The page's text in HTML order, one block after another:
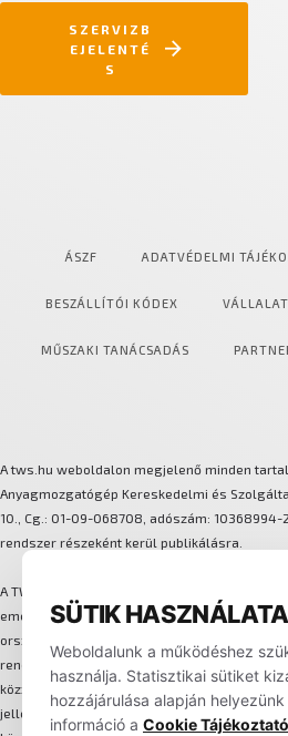
SÜTIK HASZNÁLATA
Weboldalunk a működéshez
használja. Statisztikai sütiket
hozzájárulása alapján
információ a Cookie
SZERVIZB
EJELENTÉ
S
ÁSZF ADATVÉDELMI
BESZÁLLÍTÓI KÓDEX
MŰSZAKI TANÁCSADÁS
A tws.hu weboldalon megjelenő minden
Anyagmozgatógép Kereskedelmi és
10., Cg.: 01-09-068708, adószám:
rendszer részeként kerül publikálásra.
A TWS több márkát és technológiát integráló
emeléstechnikai megoldásokat biztosít. A
országos lefedettségű alkatrész-logisztika,
rendszer, valamint egységes ügyfélkezelési
közzétett képek, műszaki adatok, leírások és
jellegűek, nem minősülnek hivatalos